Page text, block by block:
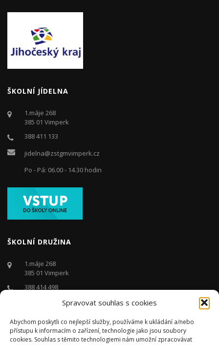
Spravovat souhlas s cookies
Abychom poskytli co nejlepší služby, používáme k ukládání a/nebo
přístupu k informacím o zařízení, technologie jako jsou soubory
cookies. Souhlas s těmito technologiemi nám umožní zpracovávat
ŠKOLNÍ JÍDELNA
1.máje 268
385 01 Vimperk
388 411 133
jidelna@zstgmvimperk.cz
Po - Pá: 06.00 - 14.30 hodin
ŠKOLNÍ DRUŽINA
1.máje 268
385 01 Vimperk
388 414 498
druzina@zstgmvimperk.cz
Po - Pá: 06.00 - 16:00 hodin